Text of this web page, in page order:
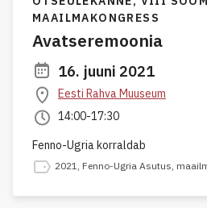
MAAILMAKONGRESS
Avatseremoonia
16. juuni 2021
Eesti Rahva Muuseum
14:00-17:30
Fenno-Ugria korraldab
2021 Fenno-Ugria Asutus